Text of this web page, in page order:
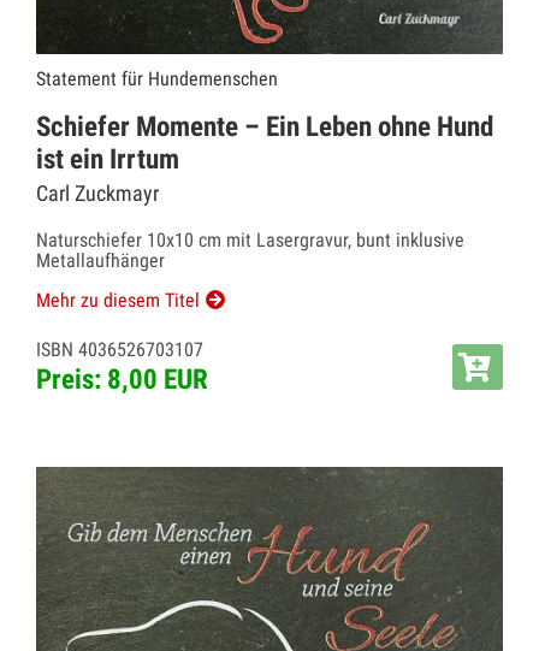
Statement für Hundemenschen
Schiefer Momente – Ein Leben ohne Hund
ist ein Irrtum
Carl Zuckmayr
Naturschiefer 10x10 cm mit Lasergravur, bunt inklusive
Metallaufhänger
Mehr zu diesem Titel
ISBN 4036526703107
Preis: 8,00 EUR